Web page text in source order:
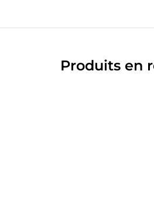
Produits en